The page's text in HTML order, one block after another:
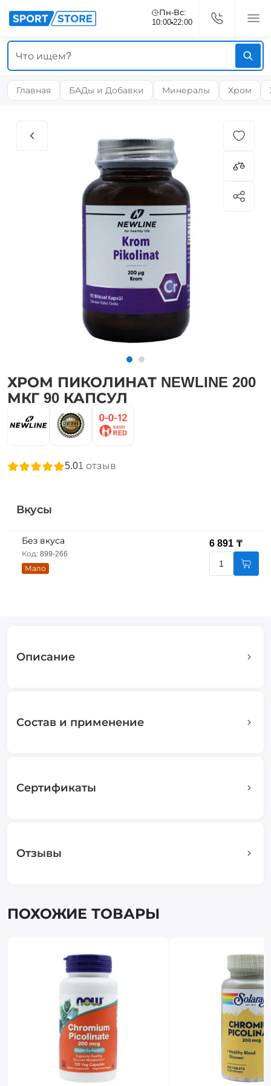
Пн-Вс:
10:00 22:00
Главная БАДы и Добавки Минералы Хром
ХРОМ ПИКОЛИНАТ NEWLINE 200
МКГ 90 КАПСУЛ
5.01 отзыв
Вкусы
Без вкуса
Код: 899-266
Мало
6 891 ₸
Описание
Состав и применение
Сертификаты
Отзывы
ПОХОЖИЕ ТОВАРЫ